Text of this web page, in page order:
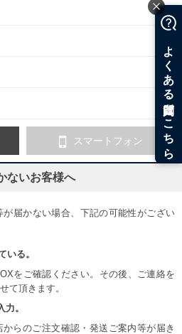
スマートフォン
ないお客様へ
届かない場合、下記の可能性がござい
いる。
をご確認ください。その後、ご連絡を
て頂きます。
。
らのご注文確認・発送ご案内等が届き